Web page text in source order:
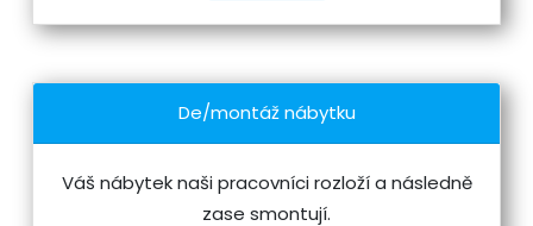
De/montáž nábytku
Váš nábytek naši pracovníci rozloží a následně
zase smontují.